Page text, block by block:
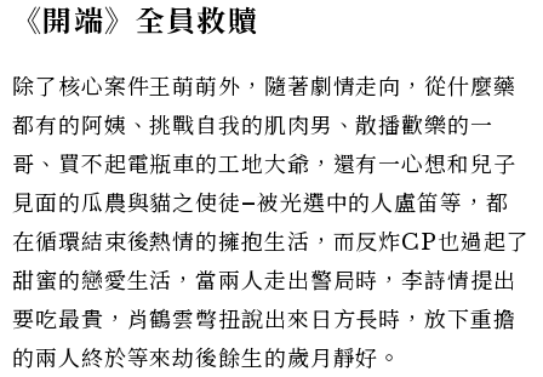
《開端》全員救贖
除了核心案件王萌萌外，隨著劇情走向，從什麼藥
都有的阿姨、挑戰自我的肌肉男、散播歡樂的一
哥、買不起電瓶車的工地大爺，還有一心想和兒子
見面的瓜農與貓之使徒–被光選中的人盧笛等，都
在循環結束後熱情的擁抱生活，而反炸CP也過起了
甜蜜的戀愛生活，當兩人走出警局時，李詩情提出
要吃最貴，肖鶴雲彆扭說出來日方長時，放下重擔
的兩人終於等來劫後餘生的歲月靜好。